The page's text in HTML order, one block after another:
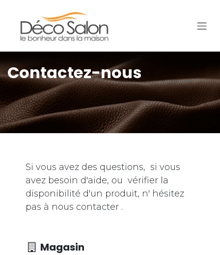
Contactez-nous
Si vous avez des questions, si vous
avez besoin d'aide, ou vérifier la
disponibilité d'un produit, n' hésitez
pas à nous contacter .
Magasin